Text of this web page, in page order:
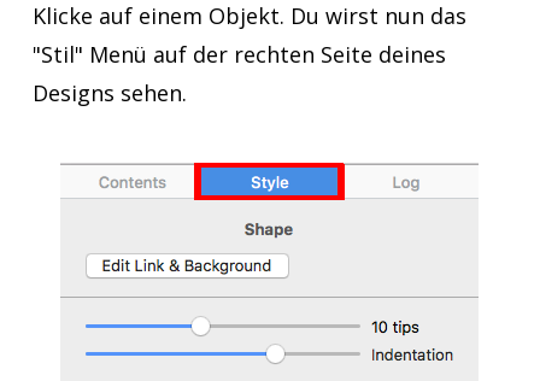
Klicke auf einem Objekt. Du wirst nun das
"Stil" Menü auf der rechten Seite deines
Designs sehen.